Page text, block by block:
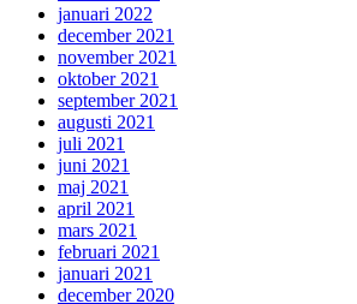
januari 2022
december 2021
november 2021
oktober 2021
september 2021
augusti 2021
juli 2021
juni 2021
maj 2021
april 2021
mars 2021
februari 2021
januari 2021
december 2020